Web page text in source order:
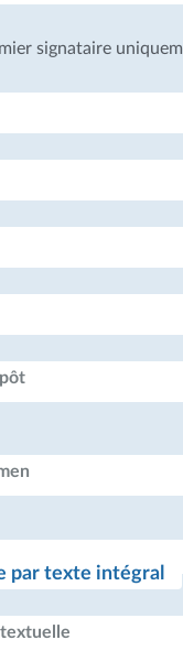
signataire
par texte intégral
textuelle